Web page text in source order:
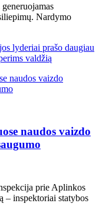
Nardymo
lyderiai prašo daugiau
valdžią
naudos vaizdo
prie Aplinkos
– inspektoriai statybos